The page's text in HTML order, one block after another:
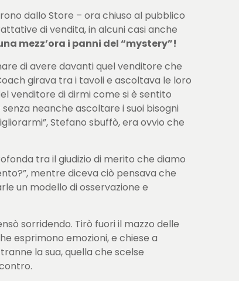
dallo Store – ora chiuso al pubblico
di vendita, in alcuni casi anche
mezz’ora i panni del “mystery”!
di avere davanti quel venditore che
girava tra i tavoli e ascoltava le loro
venditore di dirmi come si è sentito
neanche ascoltare i suoi bisogni
Stefano sbuffò, era ovvio che
tra il giudizio di merito che diamo
mentre diceva ciò pensava che
un modello di osservazione e
sorridendo. Tirò fuori il mazzo delle
esprimono emozioni, e chiese a
la sua, quella che scelse